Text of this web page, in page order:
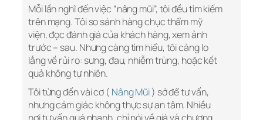
Mỗi lần nghĩ đến việc “nâng mũi”, tôi đều tìm kiếm
trên mạng. Tôi so sánh hàng chục thẩm mỹ
viện, đọc đánh giá của khách hàng, xem ảnh
trước – sau. Nhưng càng tìm hiểu, tôi càng lo
lắng về rủi ro: sưng, đau, nhiễm trùng, hoặc kết
quả không tự nhiên.
Tôi từng đến vài cơ ( Nâng Mũi) sở để tư vấn,
nhưng cảm giác không thực sự an tâm. Nhiều